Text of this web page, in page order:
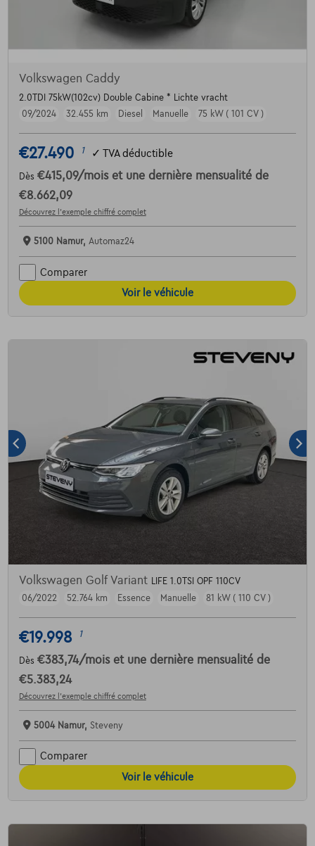
Volkswagen Caddy
2.0TDI 75kW(102cv) Double Cabine * Lichte vracht
09/2024
32.455 km Diesel Manuelle 75 kW ( 101 CV )
€27.490 1 ✓ TVA déductible
Dès €415,09/mois et une dernière mensualité de
€8.662,09
Découvrez l’exemple chiffré complet
5100 Namur, Automaz24
Comparer
Voir le véhicule
Volkswagen Golf Variant
LIFE 1.0TSI OPF 110CV
06/2022
52.764 km Essence Manuelle 81 kW ( 110 CV )
€19.998 1
Dès €383,74/mois et une dernière mensualité de
€5.383,24
Découvrez l’exemple chiffré complet
5004 Namur, Steveny
Comparer
Voir le véhicule